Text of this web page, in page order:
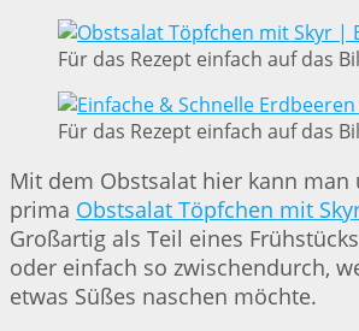
Für das Rezept einfach auf das
Für das Rezept einfach auf das
Mit dem Obstsalat hier kann man
prima Obstsalat Töpfchen mit
Großartig als Teil eines
oder einfach so zwischendurch,
etwas Süßes naschen möchte.